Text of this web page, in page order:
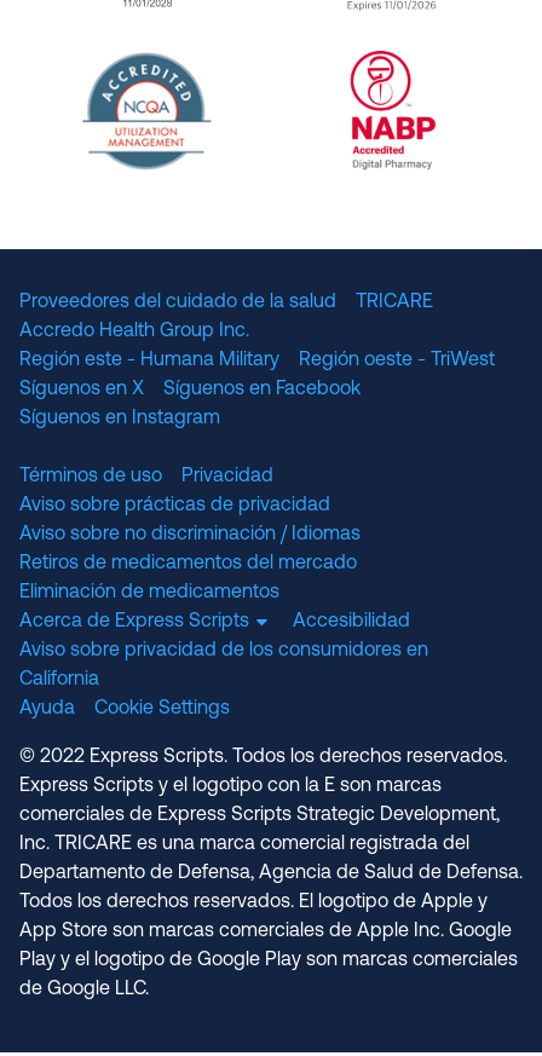
URAC Accredited Pharmacy Benefit
URAC
Proveedores del cuidado de la salud
TRICARE
Accredo Health Group Inc.
Región este - Humana Military
Región oeste - TriWest
Síguenos en X
Síguenos en Facebook
Síguenos en Instagram
Términos de uso
Privacidad
Aviso sobre prácticas de privacidad
Aviso sobre no discriminación / Idiomas
Retiros de medicamentos del mercado
Eliminación de medicamentos
Acerca de Express Scripts
Accesibilidad
Aviso sobre privacidad de los consumidores en
California
Ayuda
Cookie Settings
© 2022 Express Scripts. Todos los derechos reservados.
Express Scripts y el logotipo con la E son marcas
comerciales de Express Scripts Strategic Development,
Inc. TRICARE es una marca comercial registrada del
Departamento de Defensa, Agencia de Salud de Defensa.
Todos los derechos reservados. El logotipo de Apple y
App Store son marcas comerciales de Apple Inc. Google
Play y el logotipo de Google Play son marcas comerciales
de Google LLC.